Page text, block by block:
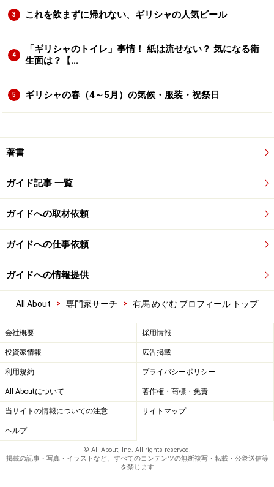
3 これを飲まずに帰れない、ギリシャの人気ビール
4
「ギリシャのトイレ」事情！ 紙は流せない？ 気になる衛
生面は？【...
5 ギリシャの春（4～5月）の気候・服装・祝祭日
著書
ガイド記事 一覧
ガイドへの取材依頼
ガイドへの仕事依頼
ガイドへの情報提供
All About > 専門家サーチ > 有馬 めぐむ プロフィール トップ
会社概要 採用情報
投資家情報 広告掲載
利用規約 プライバシーポリシー
All Aboutについて 著作権・商標・免責
当サイトの情報についての注意 サイトマップ
ヘルプ
© All About, Inc. All rights reserved.
掲載の記事・写真・イラストなど、すべてのコンテンツの無断複写・転載・公衆送信等
を禁じます